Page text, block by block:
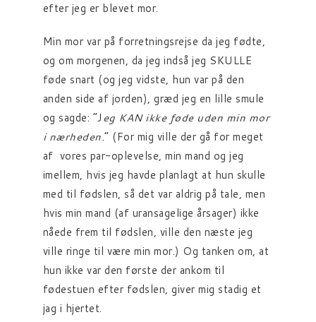
efter jeg er blevet mor.
Min mor var på forretningsrejse da jeg fødte,
og om morgenen, da jeg indså jeg SKULLE
føde snart (og jeg vidste, hun var på den
anden side af jorden), græd jeg en lille smule
og sagde: “Jeg KAN ikke føde uden min mor
i nærheden.” (For mig ville der gå for meget
af vores par-oplevelse, min mand og jeg
imellem, hvis jeg havde planlagt at hun skulle
med til fødslen, så det var aldrig på tale, men
hvis min mand (af uransagelige årsager) ikke
nåede frem til fødslen, ville den næste jeg
ville ringe til være min mor.) Og tanken om, at
hun ikke var den første der ankom til
fødestuen efter fødslen, giver mig stadig et
jag i hjertet.